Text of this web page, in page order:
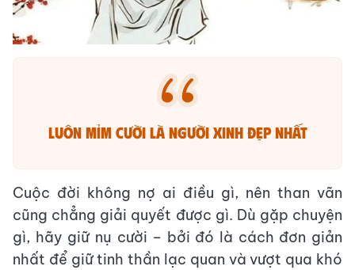
Luôn mỉm cười là người xinh đẹp nhất
Cuộc đời không nợ ai điều gì, nên than vãn
cũng chẳng giải quyết được gì. Dù gặp chuyện
gì, hãy giữ nụ cười – bởi đó là cách đơn giản
nhất để giữ tinh thần lạc quan và vượt qua khó